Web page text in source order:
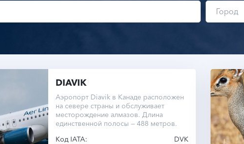
DIAVIK
Аэропорт Diavik в Канаде расположен
на севере страны и обслуживает
месторождение алмазов. Длина
единственной полосы — 488 метров.
Код IATA:
DVK